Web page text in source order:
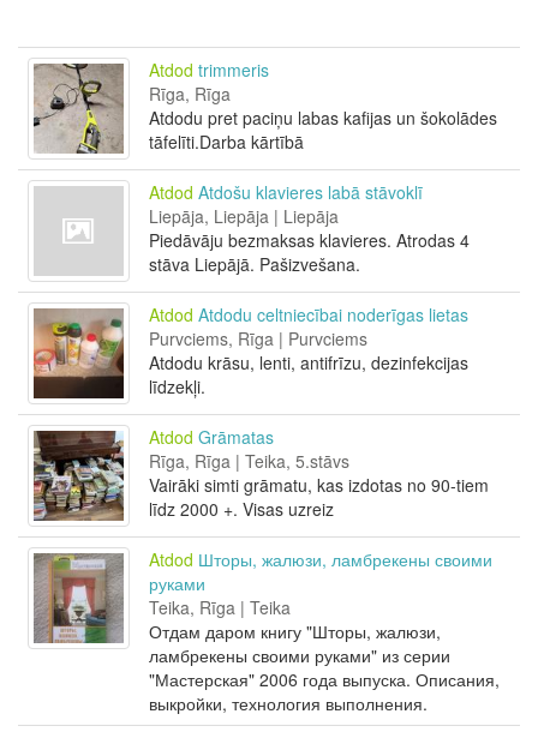
Atdod trimmeris
Rīga, Rīga
Atdodu pret paciņu labas kafijas un šokolādes
tāfelīti.Darba kārtībā
Atdod Atdošu klavieres labā stāvoklī
Liepāja, Liepāja | Liepāja
Piedāvāju bezmaksas klavieres. Atrodas 4
stāva Liepājā. Pašizvešana.
Atdod Atdodu celtniecībai noderīgas lietas
Purvciems, Rīga | Purvciems
Atdodu krāsu, lenti, antifrīzu, dezinfekcijas
līdzekļi.
Atdod Grāmatas
Rīga, Rīga | Teika, 5.stāvs
Vairāki simti grāmatu, kas izdotas no 90-tiem
līdz 2000 +. Visas uzreiz
Atdod Шторы, жалюзи, ламбрекены своими
руками
Teika, Rīga | Teika
Отдам даром книгу "Шторы, жалюзи,
ламбрекены своими руками" из серии
"Мастерская" 2006 года выпуска. Описания,
выкройки, технология выполнения.